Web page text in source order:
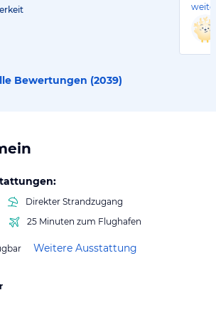
Bewertungen (2039)
Direkter Strandzugang
25 Minuten zum Flughafen
Weitere Ausstattung